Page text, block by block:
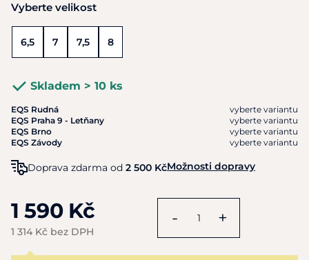
Vyberte velikost
6,5 7 7,5 8
Skladem > 10 ks
EQS Rudná
vyberte variantu
EQS Praha 9 - Letňany
vyberte variantu
EQS Brno
vyberte variantu
EQS Závody
vyberte variantu
Doprava zdarma od 2 500 KčMožnosti dopravy
1 590 Kč
1 314 Kč bez DPH
- +